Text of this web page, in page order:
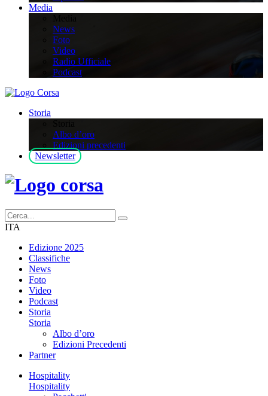
Media
News
Foto
Video
Radio Ufficiale
Podcast
Storia
Albo d’oro
Edizioni precedenti
Newsletter
ITA
Edizione 2025
Classifiche
News
Foto
Video
Podcast
Storia
Storia
Albo d’oro
Edizioni Precedenti
Partner
Hospitality
Hospitality